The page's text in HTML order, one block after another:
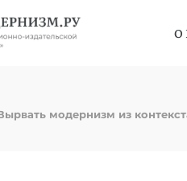
О
модернизм из